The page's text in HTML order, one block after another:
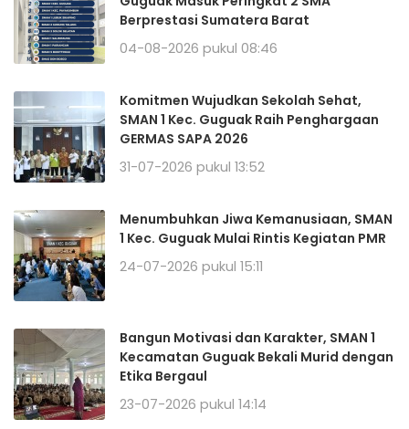
Berprestasi Sumatera Barat
04-08-2026 pukul 08:46
Komitmen Wujudkan Sekolah Sehat,
SMAN 1 Kec. Guguak Raih Penghargaan
GERMAS SAPA 2026
31-07-2026 pukul 13:52
Menumbuhkan Jiwa Kemanusiaan, SMAN
1 Kec. Guguak Mulai Rintis Kegiatan PMR
24-07-2026 pukul 15:11
Bangun Motivasi dan Karakter, SMAN 1
Kecamatan Guguak Bekali Murid dengan
Etika Bergaul
23-07-2026 pukul 14:14